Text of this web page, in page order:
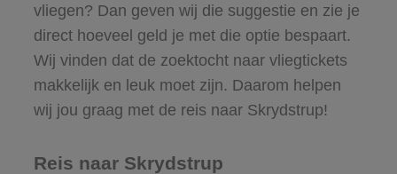
vliegen? Dan geven wij die suggestie en zie je
direct hoeveel geld je met die optie bespaart.
Wij vinden dat de zoektocht naar vliegtickets
makkelijk en leuk moet zijn. Daarom helpen
wij jou graag met de reis naar Skrydstrup!
Reis naar Skrydstrup